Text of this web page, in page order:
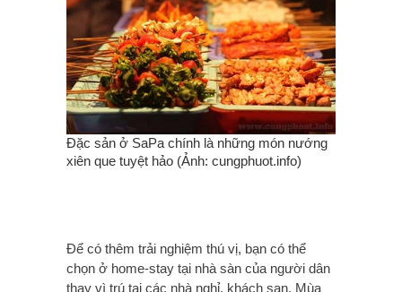
Đặc sản ở SaPa chính là những món nướng
xiên que tuyệt hảo (Ảnh: cungphuot.info)
Để có thêm trải nghiệm thú vị, bạn có thể
chọn ở home-stay tại nhà sàn của người dân
thay vì trú tại các nhà nghỉ, khách sạn. Mùa